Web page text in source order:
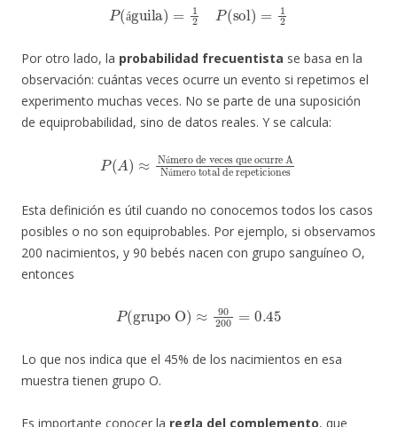
á
P(águila 2 sol) 1
Por otro lado, la probabilidad frecuentista se basa en la
observación: cuántas veces ocurre un evento si repetimos el
experimento muchas veces. No se parte de una suposición
de equiprobabilidad, sino de datos reales. Y se calcula:
ú
P ( A)
Número de veces que ocurre ANúmero total de repeticiones
Esta definición es útil cuando no conocemos todos los casos
posibles o no son equiprobables. Por ejemplo, si observamos
200 nacimientos, y 90 bebés nacen con grupo sanguíneo O,
entonces
P(
90 200 =0.45
Lo que nos indica que el 45% de los nacimientos en esa
muestra tienen grupo O.
Es importante conocer la regla del complemento, que